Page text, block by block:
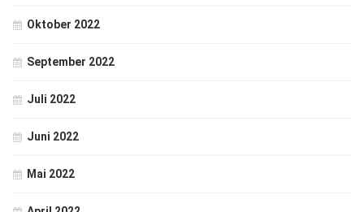
Oktober 2022
September 2022
Juli 2022
Juni 2022
Mai 2022